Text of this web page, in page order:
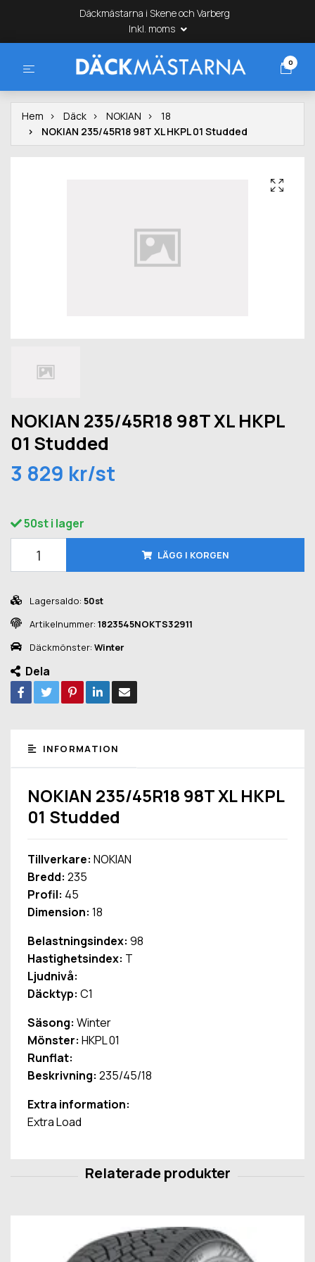
Däckmästarna i Skene och Varberg
Inkl. moms
0
Hem Däck NOKIAN
18
NOKIAN 235/45R18 98T XL HKPL 01 Studded
NOKIAN 235/45R18 98T XL HKPL
01 Studded
3 829 kr/st
50st i lager
LÄGG I KORGEN
Lagersaldo: 50st
Artikelnummer: 1823545NOKTS32911
Däckmönster: Winter
Dela
INFORMATION
NOKIAN 235/45R18 98T XL HKPL
01 Studded
Tillverkare: NOKIAN
Bredd: 235
Profil: 45
Dimension: 18
Belastningsindex: 98
Hastighetsindex: T
Ljudnivå:
Däcktyp: C1
Säsong: Winter
Mönster: HKPL 01
Runflat:
Beskrivning: 235/45/18
Extra information:
Extra Load